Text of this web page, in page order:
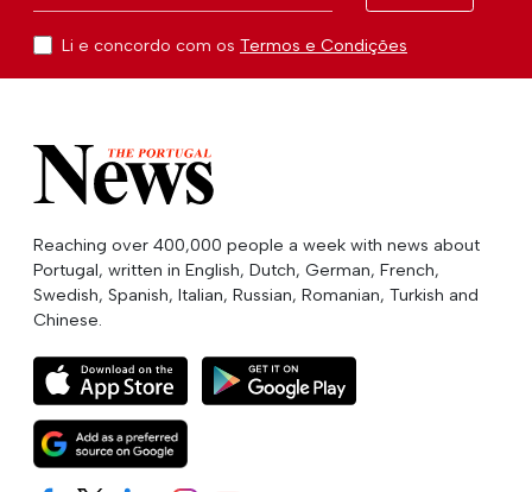
Li e concordo com os Termos e Condições
Reaching over 400,000 people a week with news about
Portugal, written in English, Dutch, German, French,
Swedish, Spanish, Italian, Russian, Romanian, Turkish and
Chinese.